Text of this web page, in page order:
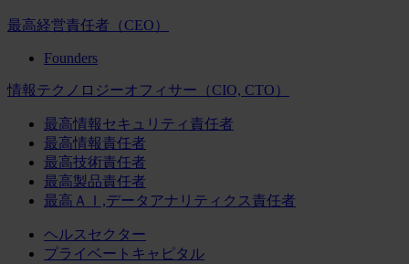
最高経営責任者（CEO）
Founders
情報テクノロジーオフィサー（CIO, CTO）
最高情報セキュリティ責任者
最高情報責任者
最高技術責任者
最高製品責任者
最高ＡＩ,データアナリティクス責任者
ヘルスセクター
プライベートキャピタル